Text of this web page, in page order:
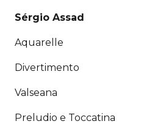
Sérgio Assad
Aquarelle
Divertimento
Valseana
Preludio e Toccatina